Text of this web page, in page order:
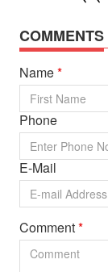
COMMENTS
Name*
Phone
E-Mail
Comment*